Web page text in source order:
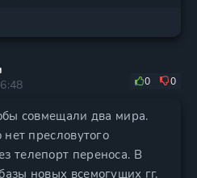
0 0
совмещали два мира.
пресловутого
телепорт переноса. В
новых всемогущих гг.